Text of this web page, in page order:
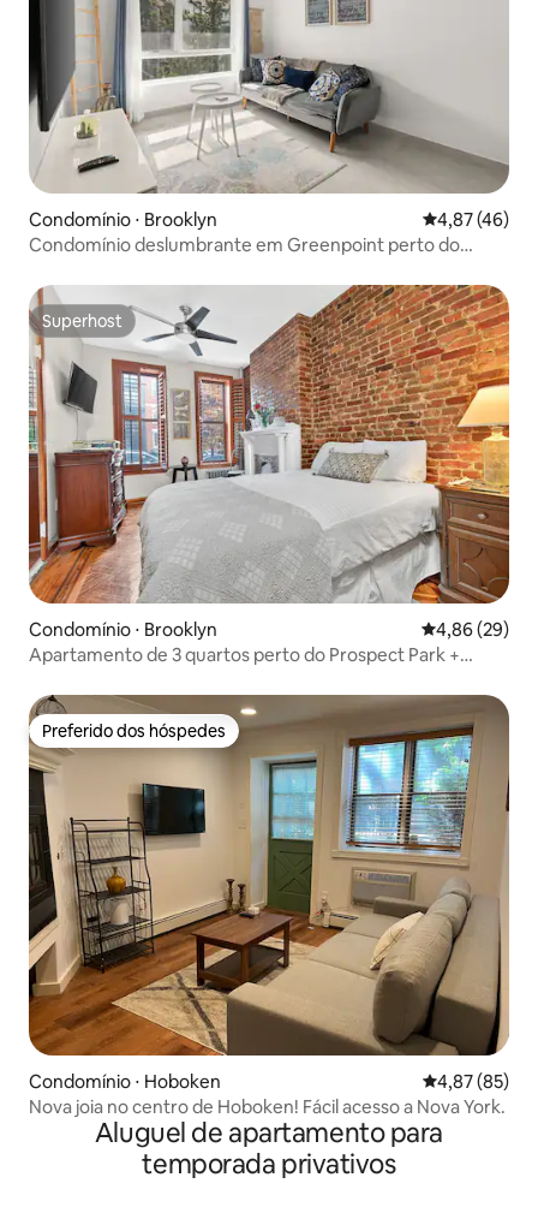
Condomínio ⋅ Brooklyn 4,87 de uma
4,87 (46)
Condomínio deslumbrante em Greenpoint perto do
Superhost
Superhost
Condomínio ⋅ Brooklyn 4,86 de uma
4,86 (29)
Apartamento de 3 quartos perto do Prospect Park +
Preferido dos hóspedes
Preferido dos hóspedes
Condomínio ⋅ Hoboken 4,87 de uma
4,87 (85)
Nova joia no centro de Hoboken! Fácil acesso a Nova York.
Aluguel de apartamento para
temporada privativos